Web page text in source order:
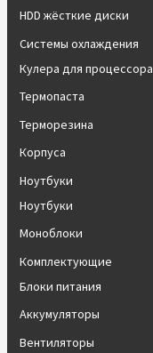
HDD жёсткие диски
Системы охлаждения
Кулера для процессора
Термопаста
Терморезина
Корпуса
Ноутбуки
Ноутбуки
Моноблоки
Комплектующие
Блоки питания
Аккумуляторы
Вентиляторы